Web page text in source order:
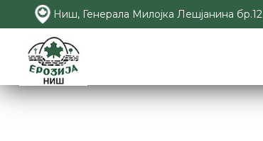
Ниш, Генерала Милојка Лешјанина бр.12